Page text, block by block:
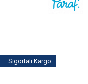
Sigortalı Kargo